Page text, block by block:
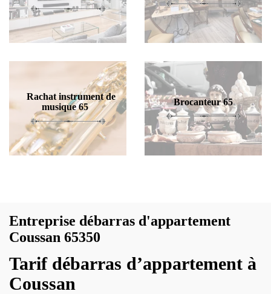
Rachat instrument de
musique 65
Brocanteur 65
Entreprise débarras d'appartement
Coussan 65350
Tarif débarras d’appartement à
Coussan